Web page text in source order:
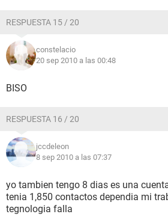
RESPUESTA 15 / 20
constelacio
20 sep 2010 a las 00:48
BISO
RESPUESTA 16 / 20
jccdeleon
8 sep 2010 a las 07:37
yo tambien tengo 8 dias es una
tenia 1,850 contactos dependia mi
tegnologia falla